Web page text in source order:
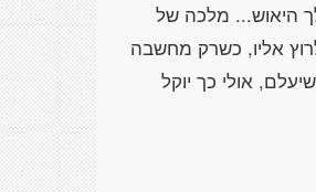
היאוש... מלכה של
אליו, כשרק מחשבה
אולי כך יוקל